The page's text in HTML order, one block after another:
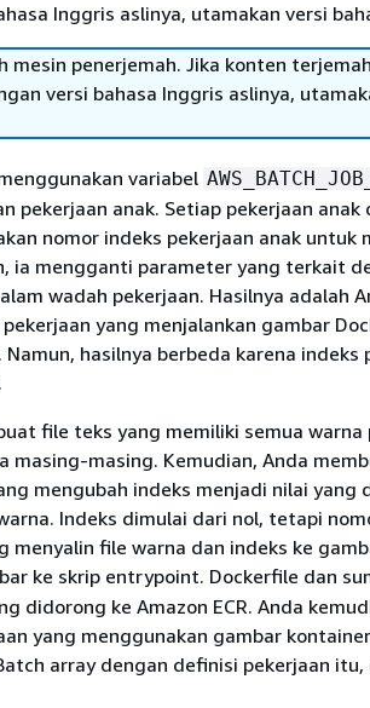
Inggris aslinya, utamakan versi
mesin penerjemah. Jika konten
versi bahasa Inggris aslinya,
variabel
pekerjaan anak. Setiap pekerjaan anak
nomor indeks pekerjaan anak untuk
ia mengganti parameter yang terkait
wadah pekerjaan. Hasilnya adalah
yang menjalankan gambar
hasilnya berbeda karena indeks
file teks yang memiliki semua warna
masing-masing. Kemudian, Anda
mengubah indeks menjadi nilai yang
Indeks dimulai dari nol, tetapi
menyalin file warna dan indeks ke
ke skrip entrypoint. Dockerfile dan
didorong ke Amazon ECR. Anda
yang menggunakan gambar
array dengan definisi pekerjaan